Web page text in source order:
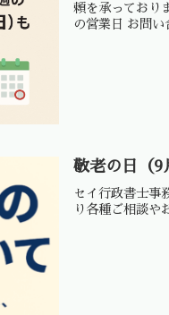
頼を承っており
の営業日 お問い
敬老の日（9
セイ行政書士事
り各種ご相談や